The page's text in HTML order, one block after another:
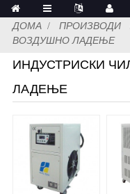
ДОМА ПРОИЗВОДИ
ВОЗДУШНО ЛАДЕЊЕ
ИНДУСТРИСКИ
ЛАДЕЊЕ